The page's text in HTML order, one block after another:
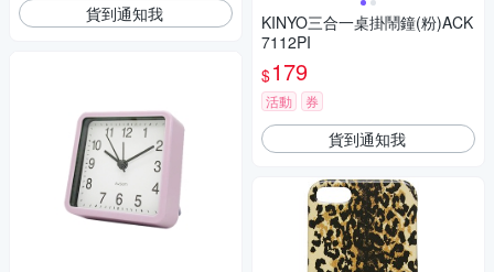
貨到通知我
KINYO三合一桌掛鬧鐘(粉)ACK
7112PI
$179
活動 券
貨到通知我